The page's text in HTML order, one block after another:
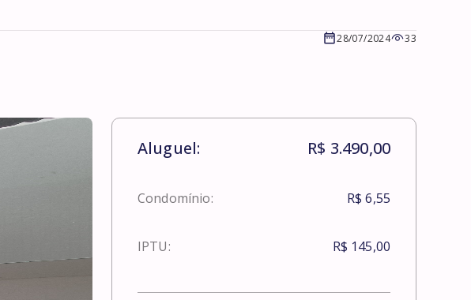
28/07/2024 33
Aluguel: R$ 3.490,00
Condomínio: R$ 6,55
IPTU: R$ 145,00